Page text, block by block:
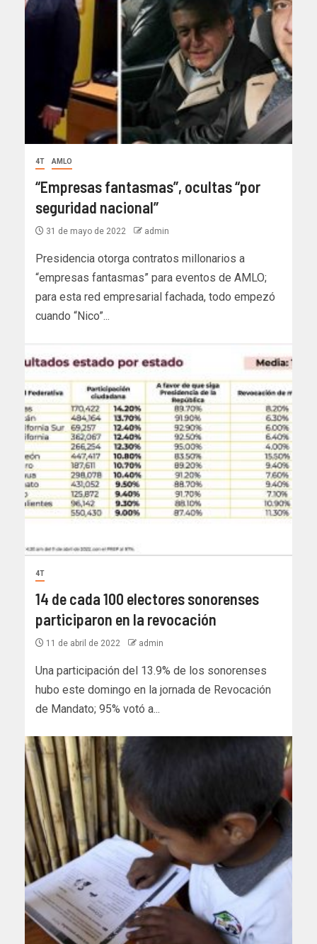
4T AMLO
“Empresas fantasmas”, ocultas “por
seguridad nacional”
31 de mayo de 2022 admin
Presidencia otorga contratos millonarios a
“empresas fantasmas” para eventos de AMLO;
para esta red empresarial fachada, todo empezó
cuando “Nico”...
4T
14 de cada 100 electores sonorenses
participaron en la revocación
11 de abril de 2022 admin
Una participación del 13.9% de los sonorenses
hubo este domingo en la jornada de Revocación
de Mandato; 95% votó a...